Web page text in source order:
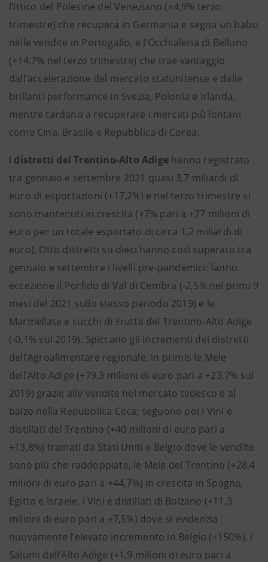
l’Ittico del Polesine del Veneziano (+4,9% terzo
trimestre) che recupera in Germania e segna un balzo
nelle vendite in Portogallo, e l’Occhialeria di Belluno
(+14,7% nel terzo trimestre) che trae vantaggio
dall’accelerazione del mercato statunitense e dalle
brillanti performance in Svezia, Polonia e Irlanda,
mentre tardano a recuperare i mercati più lontani
come Cina, Brasile e Repubblica di Corea.
I distretti del Trentino-Alto Adige hanno registrato
tra gennaio e settembre 2021 quasi 3,7 miliardi di
euro di esportazioni (+17,2%) e nel terzo trimestre si
sono mantenuti in crescita (+7% pari a +77 milioni di
euro per un totale esportato di circa 1,2 miliardi di
euro). Otto distretti su dieci hanno così superato tra
gennaio e settembre i livelli pre-pandemici: fanno
eccezione il Porfido di Val di Cembra (-2,5% nei primi 9
mesi del 2021 sullo stesso periodo 2019) e le
Marmellate e succhi di Frutta del Trentino-Alto Adige
(-0,1% sul 2019). Spiccano gli incrementi dei distretti
dell’Agroalimentare regionale, in primis le Mele
dell’Alto Adige (+79,3 milioni di euro pari a +23,7% sul
2019) grazie alle vendite nel mercato tedesco e al
balzo nella Repubblica Ceca; seguono poi i Vini e
distillati del Trentino (+40 milioni di euro pari a
+13,8%) trainati da Stati Uniti e Belgio dove le vendite
sono più che raddoppiate, le Mele del Trentino (+28,4
milioni di euro pari a +44,7%) in crescita in Spagna,
Egitto e Israele, i Vini e distillati di Bolzano (+11,3
milioni di euro pari a +7,5%) dove si evidenzia
nuovamente l’elevato incremento in Belgio (+150%), i
Salumi dell’Alto Adige (+1,9 milioni di euro pari a